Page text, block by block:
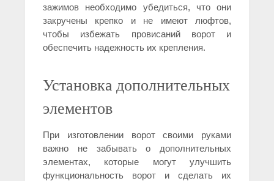
зажимов необходимо убедиться, что они
закручены крепко и не имеют люфтов,
чтобы избежать провисаний ворот и
обеспечить надежность их крепления.
Установка дополнительных
элементов
При изготовлении ворот своими руками
важно не забывать о дополнительных
элементах, которые могут улучшить
функциональность ворот и сделать их